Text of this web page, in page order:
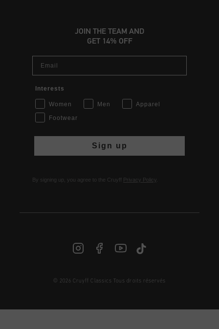
FR | € EUR
JOIN THE TEAM AND
GET 14% OFF
Interests
Women Men
Apparel
Footwear
Sign up
By signing up, you agree to the Cruyff Privacy Policy
© 2026 Cruyff Classics Tous droits réservés